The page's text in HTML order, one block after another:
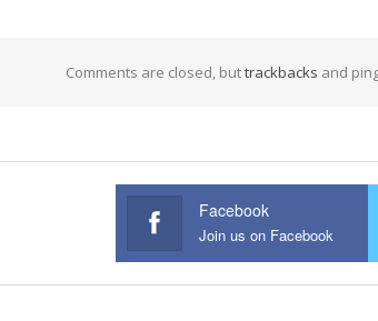
Comments are closed, buttrackbacks and
Facebook
Join us on Facebook